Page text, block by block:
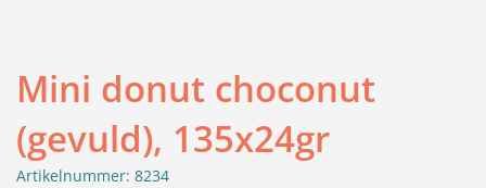
Mini donut choconut
(gevuld), 135x24gr
Artikelnummer: 8234